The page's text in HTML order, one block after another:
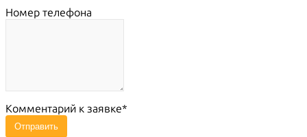
Номер телефона
Комментарий к заявке
Отправить